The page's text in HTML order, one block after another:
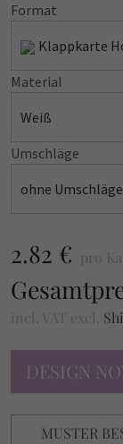
Format
Klappkarte
Material
Weiß
Umschläge
ohne Umschläge
2.82 € pro
incl. VAT excl.
DESIGN
MUSTER